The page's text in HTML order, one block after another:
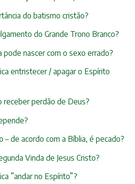
do batismo cristão?
do Grande Trono Branco?
pode nascer com o sexo errado?
entristecer / apagar o Espírito
receber perdão de Deus?
– de acordo com a Bíblia, é pecado?
Vinda de Jesus Cristo?
”andar no Espírito”?